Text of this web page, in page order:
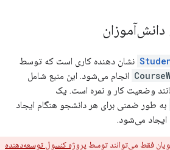
نشان دهنده کاری است که توسط
انجام می‌شود. این منبع شامل
وضعیت کار و نمره است. یک
به طور ضمنی برای هر دانشجو هنگام ایجاد
می‌شود.
فقط می‌توانند توسط پروژه کنسول توسعه‌دهنده